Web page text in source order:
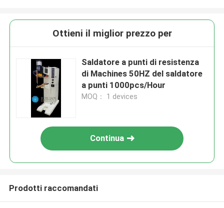
Ottieni il miglior prezzo per
Saldatore a punti di resistenza
di Machines 50HZ del saldatore
a punti 1000pcs/Hour
MOQ： 1 devices
Continua
Prodotti raccomandati